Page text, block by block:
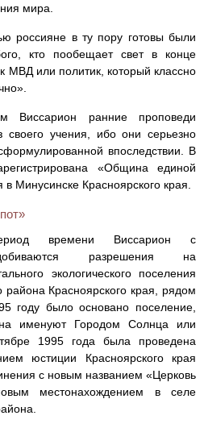
мира.
россияне в ту пору готовы были
кто пообещает свет в конце
МВД или политик, который классно
Виссарион ранние проповеди
своего учения, ибо они серьезно
впоследствии. В
«Община единой
Минусинске Красноярского края.
времени Виссарион с
разрешения на
экологического поселения
района Красноярского края, рядом
году было основано поселение,
именуют Городом Солнца или
1995 года была проведена
юстиции Красноярского края
с новым названием «Церковь
местонахождением в селе